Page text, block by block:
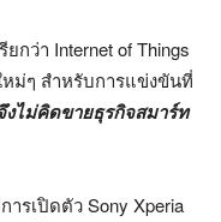
ว่า Internet of Things
ม่ๆ สำหรับการแข่งขันที่
งไม่คิดขายธุรกิจสมาร์ท
ารเปิดตัว Sony Xperia